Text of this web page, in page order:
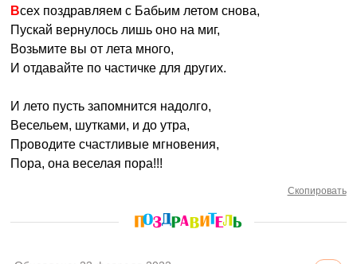
Всех поздравляем с Бабьим летом снова,
Пускай вернулось лишь оно на миг,
Возьмите вы от лета много,
И отдавайте по частичке для других.
И лето пусть запомнится надолго,
Весельем, шутками, и до утра,
Проводите счастливые мгновения,
Пора, она веселая пора!!!
Скопировать